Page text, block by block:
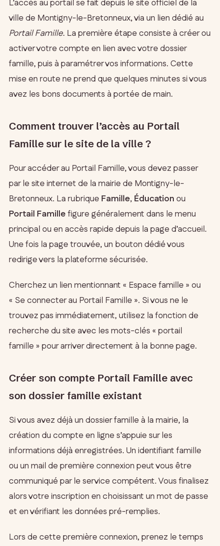
L’accès au portail se fait depuis le site officiel de la
ville de Montigny-le-Bretonneux, via un lien dédié au
Portail Famille. La première étape consiste à créer ou
activer votre compte en lien avec votre dossier
famille, puis à paramétrer vos informations. Cette
mise en route ne prend que quelques minutes si vous
avez les bons documents à portée de main.
Comment trouver l’accès au Portail
Famille sur le site de la ville ?
Pour accéder au Portail Famille, vous devez passer
par le site internet de la mairie de Montigny-le-
Bretonneux. La rubrique Famille, Éducation ou
Portail Famille figure généralement dans le menu
principal ou en accès rapide depuis la page d’accueil.
Une fois la page trouvée, un bouton dédié vous
redirige vers la plateforme sécurisée.
Cherchez un lien mentionnant « Espace famille » ou
« Se connecter au Portail Famille ». Si vous ne le
trouvez pas immédiatement, utilisez la fonction de
recherche du site avec les mots-clés « portail
famille » pour arriver directement à la bonne page.
Créer son compte Portail Famille avec
son dossier famille existant
Si vous avez déjà un dossier famille à la mairie, la
création du compte en ligne s’appuie sur les
informations déjà enregistrées. Un identifiant famille
ou un mail de première connexion peut vous être
communiqué par le service compétent. Vous finalisez
alors votre inscription en choisissant un mot de passe
et en vérifiant les données pré-remplies.
Lors de cette première connexion, prenez le temps